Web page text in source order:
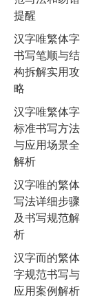
提醒
汉字唯繁体字
书写笔顺与结
构拆解实用攻
略
汉字唯繁体字
标准书写方法
与应用场景全
解析
汉字唯的繁体
写法详细步骤
及书写规范解
析
汉字而的繁体
字规范书写与
应用案例解析